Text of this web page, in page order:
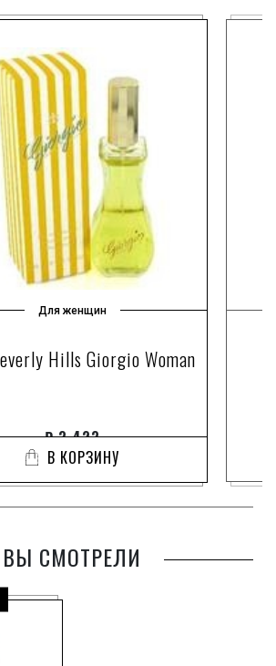
Для женщин
Hills Giorgio Woman
₽3 423
В КОРЗИНУ
ВЫ СМОТРЕЛИ